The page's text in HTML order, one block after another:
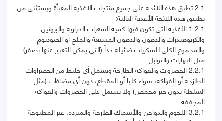
2.1 تطبق هذه اللائحة على جميع منتجات الأغذية المعبأة ويستثنى من
1.2.1 الأغذية التي تكون فيها كمية السعرات الحرارية والبروتين
والكربوهيدرات والدهون والدهون المشبعة والملح أو الصوديوم
والمجموع الكلي للسكريات ضئيلة جداً (التي يمكن التعبير عنها بصفر)
2.2.1 الخضروات والفواكه الطازجة وتشمل أي خليط من الخضراوات
الطازجة أو الفواكه، سواء كليا أو المقطع، دون أي مضافات (مثل
السلطة بدون خبز محمص) ولا تشتمل على الخضروات والفواكه
3.2.1 اللحوم والدواجن والأسماك الطازجة والمبردة، غير المطبوخة